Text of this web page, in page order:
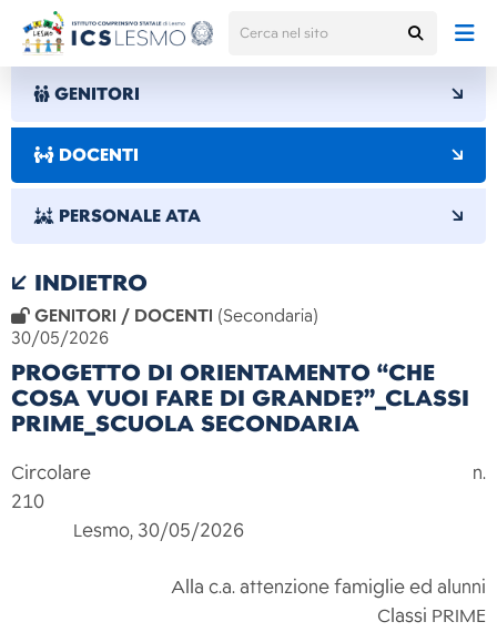
GENITORI
DOCENTI
PERSONALE ATA
INDIETRO
GENITORI / DOCENTI (Secondaria)
30/05/2026
PROGETTO DI ORIENTAMENTO “CHE
COSA VUOI FARE DI GRANDE?”_CLASSI
PRIME_SCUOLA SECONDARIA
Circolare n.
210
Lesmo, 30/05/2026
Alla c.a. attenzione famiglie ed alunni
Classi PRIME